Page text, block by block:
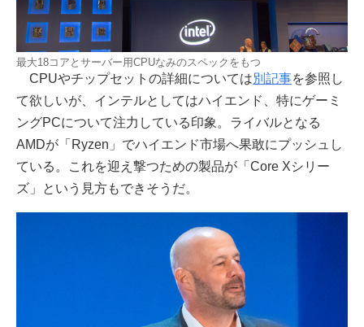
最大18コアとサーバー用CPUなみのスペックをもつ
CPUやチップセットの詳細については別記事を参照し
て欲しいが、インテルとしてはハイエンド、特にゲーミ
ングPCについて注力している印象。ライバルとなる
AMDが「Ryzen」でハイエンド市場へ果敢にプッシュし
ている。これを迎え撃つための製品が「Core Xシリー
ズ」という見方もできそうだ。